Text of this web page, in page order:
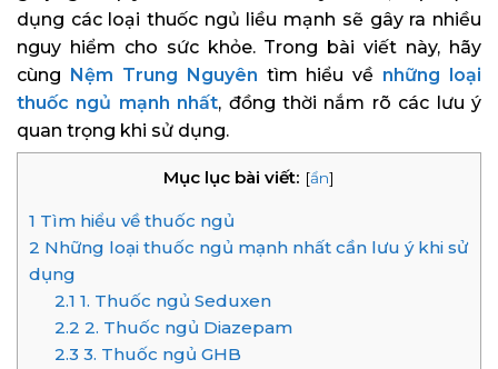
dụng các loại thuốc ngủ liều mạnh sẽ gây ra nhiều
nguy hiểm cho sức khỏe. Trong bài viết này, hãy
cùng
Nệm Trung Nguyên tìm hiểu về những loại
thuốc ngủ mạnh nhất, đồng thời nắm rõ các lưu ý
quan trọng khi sử dụng.
Mục lục bài viết: [ẩn]
1 Tìm hiểu về thuốc ngủ
2 Những loại thuốc ngủ mạnh nhất cần lưu ý khi sử
dụng
2.1 1. Thuốc ngủ Seduxen
2.2 2. Thuốc ngủ Diazepam
2.3 3. Thuốc ngủ GHB